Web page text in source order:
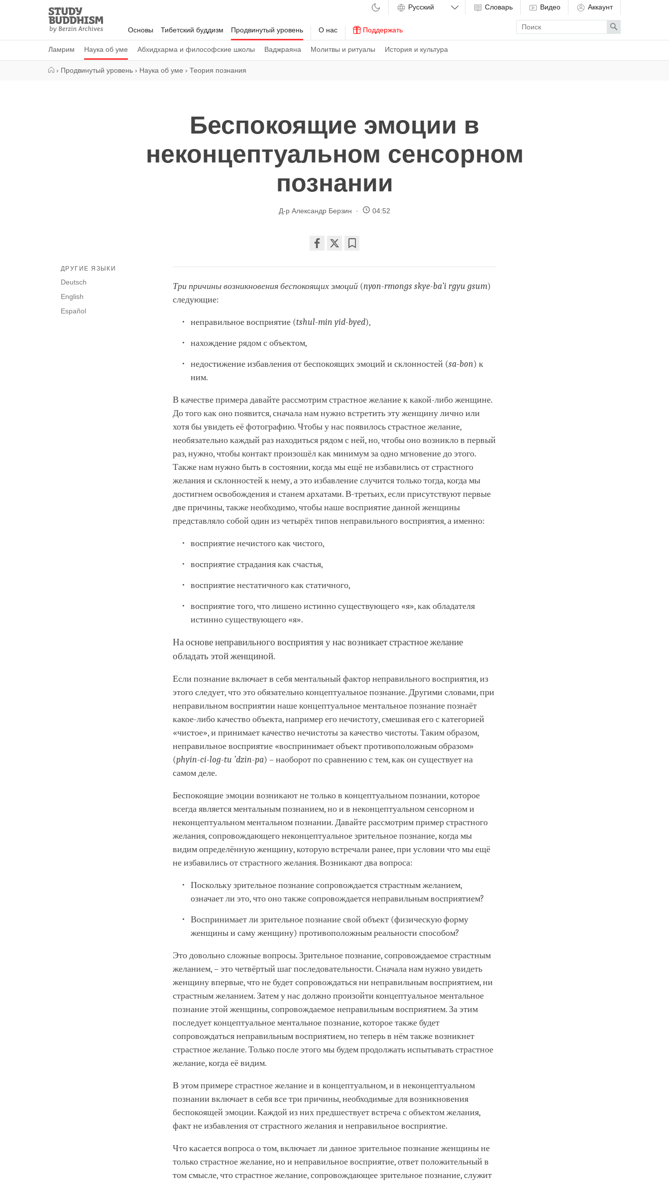
Study
Buddhism
Home
Основы Тибетский буддизм Продвинутый уровень
Ламрим Наука об уме Абхидхарма и философские школы Ваджраяна Молитвы и ритуалы История и культура
О нас Поддержать
Словарь Видео Аккаунт
Enter
search
term
Search
› Продвинутый уровень › Наука об уме › Теория познания
Беспокоящие эмоции в
неконцептуальном сенсорном
познании
Д-р Александр Берзин 04:52
on
facebook
ДРУГИЕ ЯЗЫКИ
Deutsch
English
Español
Три причины возникновения беспокоящих эмоций (nyon-rmongs skye-ba’i rgyu gsum)
следующие:
неправильное восприятие (tshul-min yid-byed),
нахождение рядом с объектом,
недостижение избавления от беспокоящих эмоций и склонностей (sa-bon) к
ним.
В качестве примера давайте рассмотрим страстное желание к какой-либо женщине.
До того как оно появится, сначала нам нужно встретить эту женщину лично или
хотя бы увидеть её фотографию. Чтобы у нас появилось страстное желание,
необязательно каждый раз находиться рядом с ней, но, чтобы оно возникло в первый
раз, нужно, чтобы контакт произошёл как минимум за одно мгновение до этого.
Также нам нужно быть в состоянии, когда мы ещё не избавились от страстного
желания и склонностей к нему, а это избавление случится только тогда, когда мы
достигнем освобождения и станем архатами. В-третьих, если присутствуют первые
две причины, также необходимо, чтобы наше восприятие данной женщины
представляло собой один из четырёх типов неправильного восприятия, а именно:
восприятие нечистого как чистого,
восприятие страдания как счастья,
восприятие нестатичного как статичного,
восприятие того, что лишено истинно существующего «я», как обладателя
истинно существующего «я».
На основе неправильного восприятия у нас возникает страстное желание
обладать этой женщиной.
Если познание включает в себя ментальный фактор неправильного восприятия, из
этого следует, что это обязательно концептуальное познание. Другими словами, при
неправильном восприятии наше концептуальное ментальное познание познаёт
какое-либо качество объекта, например его нечистоту, смешивая его с категорией
«чистое», и принимает качество нечистоты за качество чистоты. Таким образом,
неправильное восприятие «воспринимает объект противоположным образом»
(phyin-ci-log-tu ’dzin-pa) – наоборот по сравнению с тем, как он существует на
самом деле.
Беспокоящие эмоции возникают не только в концептуальном познании, которое
всегда является ментальным познанием, но и в неконцептуальном сенсорном и
неконцептуальном ментальном познании. Давайте рассмотрим пример страстного
желания, сопровождающего неконцептуальное зрительное познание, когда мы
видим определённую женщину, которую встречали ранее, при условии что мы ещё
не избавились от страстного желания. Возникают два вопроса:
Поскольку зрительное познание сопровождается страстным желанием,
означает ли это, что оно также сопровождается неправильным восприятием?
Воспринимает ли зрительное познание свой объект (физическую форму
женщины и саму женщину) противоположным реальности способом?
Это довольно сложные вопросы. Зрительное познание, сопровождаемое страстным
желанием, – это четвёртый шаг последовательности. Сначала нам нужно увидеть
женщину впервые, что не будет сопровождаться ни неправильным восприятием, ни
страстным желанием. Затем у нас должно произойти концептуальное ментальное
познание этой женщины, сопровождаемое неправильным восприятием. За этим
последует концептуальное ментальное познание, которое также будет
сопровождаться неправильным восприятием, но теперь в нём также возникнет
страстное желание. Только после этого мы будем продолжать испытывать страстное
желание, когда её видим.
В этом примере страстное желание и в концептуальном, и в неконцептуальном
познании включает в себя все три причины, необходимые для возникновения
беспокоящей эмоции. Каждой из них предшествует встреча с объектом желания,
факт не избавления от страстного желания и неправильное восприятие.
Что касается вопроса о том, включает ли данное зрительное познание женщины не
только страстное желание, но и неправильное восприятие, ответ положительный в
том смысле, что страстное желание, сопровождающее зрительное познание, служит